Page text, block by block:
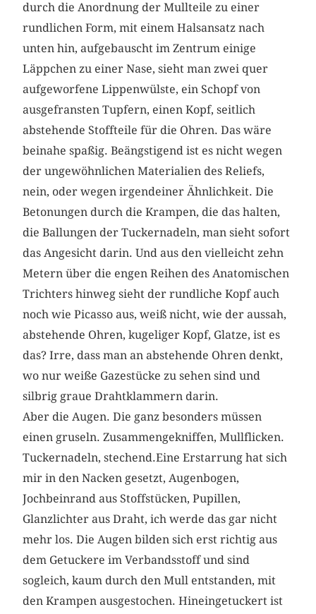
durch die Anordnung der Mullteile zu einer
rundlichen Form, mit einem Halsansatz nach
unten hin, aufgebauscht im Zentrum einige
Läppchen zu einer Nase, sieht man zwei quer
aufgeworfene Lippenwülste, ein Schopf von
ausgefransten Tupfern, einen Kopf, seitlich
abstehende Stoffteile für die Ohren. Das wäre
beinahe spaßig. Beängstigend ist es nicht wegen
der ungewöhnlichen Materialien des Reliefs,
nein, oder wegen irgendeiner Ähnlichkeit. Die
Betonungen durch die Krampen, die das halten,
die Ballungen der Tuckernadeln, man sieht sofort
das Angesicht darin. Und aus den vielleicht zehn
Metern über die engen Reihen des Anatomischen
Trichters hinweg sieht der rundliche Kopf auch
noch wie Picasso aus, weiß nicht, wie der aussah,
abstehende Ohren, kugeliger Kopf, Glatze, ist es
das? Irre, dass man an abstehende Ohren denkt,
wo nur weiße Gazestücke zu sehen sind und
silbrig graue Drahtklammern darin.
Aber die Augen. Die ganz besonders müssen
einen gruseln. Zusammengekniffen, Mullflicken.
Tuckernadeln, stechend.Eine Erstarrung hat sich
mir in den Nacken gesetzt, Augenbogen,
Jochbeinrand aus Stoffstücken, Pupillen,
Glanzlichter aus Draht, ich werde das gar nicht
mehr los. Die Augen bilden sich erst richtig aus
dem Getuckere im Verbandsstoff und sind
sogleich, kaum durch den Mull entstanden, mit
den Krampen ausgestochen. Hineingetuckert ist